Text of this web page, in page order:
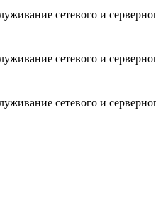
сетевого и
сетевого и
сетевого и